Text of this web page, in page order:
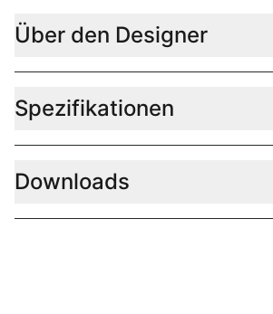
Über den Designer
Spezifikationen
Downloads